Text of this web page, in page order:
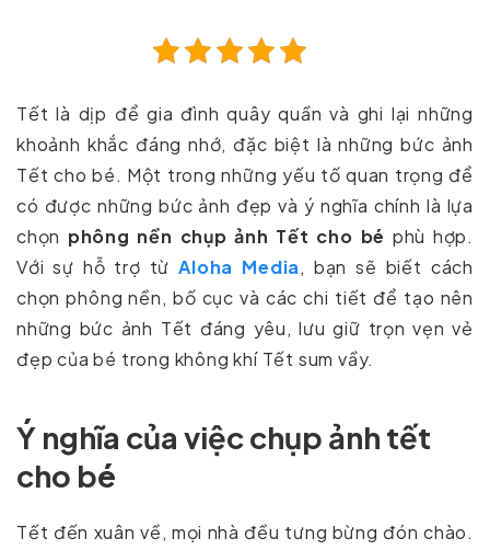
Tết là dịp để gia đình quây quần và ghi lại những
khoảnh khắc đáng nhớ, đặc biệt là những bức ảnh
Tết cho bé. Một trong những yếu tố quan trọng để
có được những bức ảnh đẹp và ý nghĩa chính là lựa
chọn phông nền chụp ảnh Tết cho bé phù hợp.
Với sự hỗ trợ từAloha Media, bạn sẽ biết cách
chọn phông nền, bố cục và các chi tiết để tạo nên
những bức ảnh Tết đáng yêu, lưu giữ trọn vẹn vẻ
đẹp của bé trong không khí Tết sum vầy.
Ý nghĩa của việc chụp ảnh tết
cho bé
Tết đến xuân về, mọi nhà đều tưng bừng đón chào.